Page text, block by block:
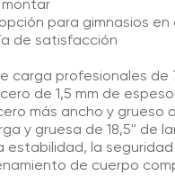
montar
para gimnasios en
de satisfacción
carga profesionales de
de 1,5 mm de
más ancho y grueso
y gruesa de 18,5'' de
estabilidad, la
de cuerpo